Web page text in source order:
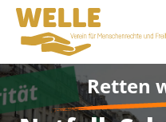
Retten